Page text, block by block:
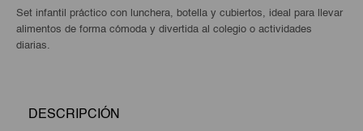
Set infantil práctico con lunchera, botella y cubiertos, ideal para llevar
alimentos de forma cómoda y divertida al colegio o actividades
diarias.
DESCRIPCIÓN